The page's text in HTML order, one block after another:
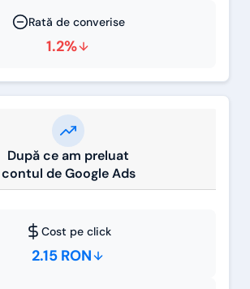
Rată de converise
1.2%
După ce am preluat
contul de Google Ads
Cost pe click
2.15 RON